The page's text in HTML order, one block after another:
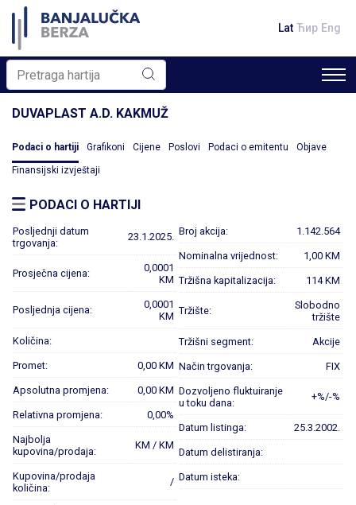
Lat Ћир Eng
DUVAPLAST A.D. KAKMUŽ
Podaci o hartiji Grafikoni Cijene Poslovi Podaci o emitentu Objave
Finansijski izvještaji
PODACI O HARTIJI
Posljednji datum
trgovanja:
23.1.2025.
Prosječna cijena:
0,0001
KM
Posljednja cijena:
0,0001
KM
Količina:
Promet: 0,00 KM
Apsolutna promjena: 0,00 KM
Relativna promjena: 0,00%
Najbolja
kupovina/prodaja:
KM / KM
Kupovina/prodaja
količina:
/
Broj akcija: 1.142.564
Nominalna vrijednost: 1,00 KM
Tržišna kapitalizacija: 114 KM
Tržište:
Slobodno
tržište
Tržišni segment: Akcije
Način trgovanja: FIX
Dozvoljeno fluktuiranje
u toku dana:
+%/-%
Datum listinga: 25.3.2002.
Datum delistiranja:
Datum isteka: